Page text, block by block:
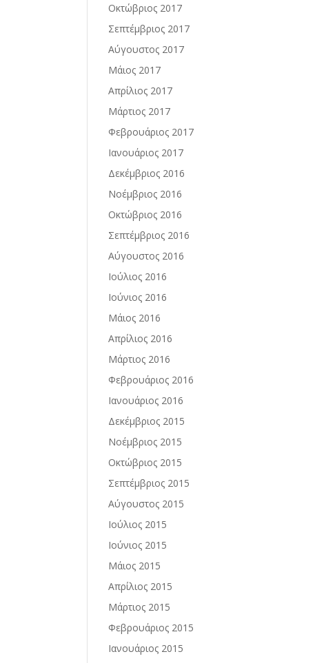
Οκτώβριος 2017
Σεπτέμβριος 2017
Αύγουστος 2017
Μάιος 2017
Απρίλιος 2017
Μάρτιος 2017
Φεβρουάριος 2017
Ιανουάριος 2017
Δεκέμβριος 2016
Νοέμβριος 2016
Οκτώβριος 2016
Σεπτέμβριος 2016
Αύγουστος 2016
Ιούλιος 2016
Ιούνιος 2016
Μάιος 2016
Απρίλιος 2016
Μάρτιος 2016
Φεβρουάριος 2016
Ιανουάριος 2016
Δεκέμβριος 2015
Νοέμβριος 2015
Οκτώβριος 2015
Σεπτέμβριος 2015
Αύγουστος 2015
Ιούλιος 2015
Ιούνιος 2015
Μάιος 2015
Απρίλιος 2015
Μάρτιος 2015
Φεβρουάριος 2015
Ιανουάριος 2015